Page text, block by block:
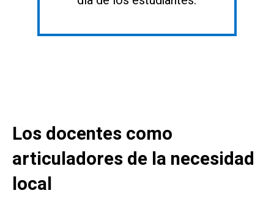
Los docentes como
articuladores de la necesidad
local